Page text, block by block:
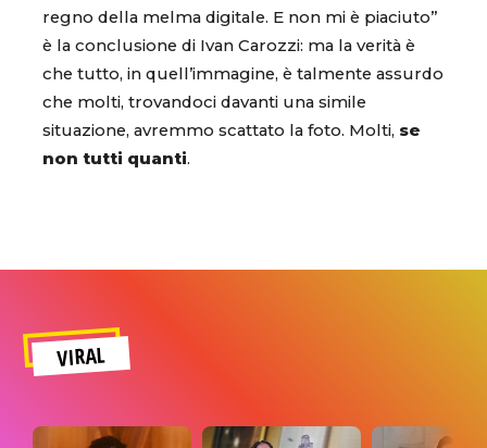
regno della melma digitale. E non mi è piaciuto”
è la conclusione di Ivan Carozzi: ma la verità è
che tutto, in quell’immagine, è talmente assurdo
che molti, trovandoci davanti una simile
situazione, avremmo scattato la foto. Molti, se
non tutti quanti.
VIRAL